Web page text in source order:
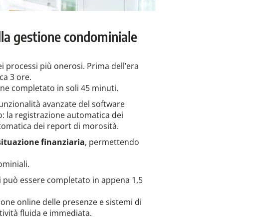
gestione condominiale
più onerosi. Prima dell’era
3 ore.
completato in soli 45 minuti.
avanzate del software
la registrazione automatica dei
dei report di morosità.
finanziaria, permettendo
essere completato in appena 1,5
online delle presenze e sistemi di
fluida e immediata.